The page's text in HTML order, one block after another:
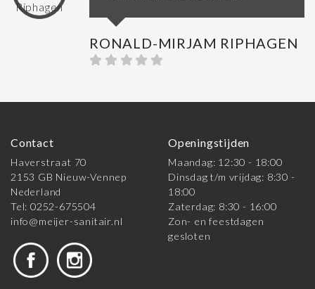
RONALD-MIRJAM RIPHAGEN
Contact
Haverstraat 70
2153 GB Nieuw-Vennep
Nederland
Tel: 0252-675504
info@meijer-sanitair.nl
Openingstijden
Maandag: 12:30 - 18:00
Dinsdag t/m vrijdag: 8:30 -
18:00
Zaterdag: 8:30 - 16:00
Zon- en feestdagen
gesloten